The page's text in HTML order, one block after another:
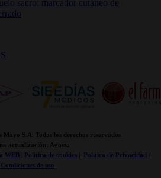
sacro: marcador cutáneo de
Mayo S.A. Todos los derechos reservados
actualización: Agosto
WEB| Politica de cookies|
Politica de Privacidad /
Condiciones de uso